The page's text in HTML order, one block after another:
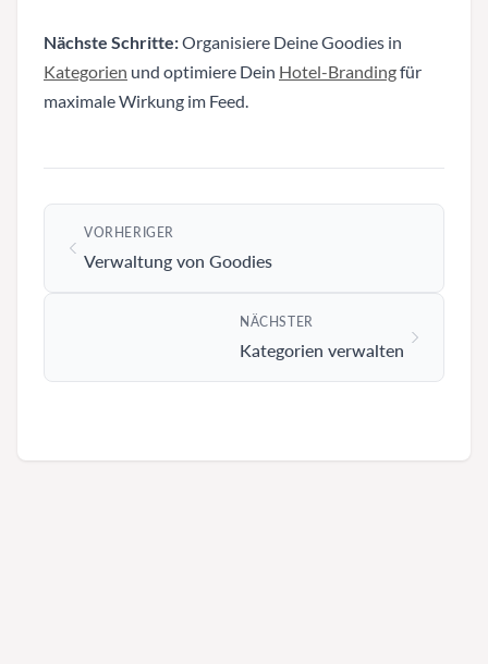
Nächste Schritte:Organisiere Deine Goodies in
Kategorien und optimiere Dein Hotel-Brandingfür
maximale Wirkung im Feed.
VORHERIGER
Verwaltung von Goodies
NÄCHSTER
Kategorien verwalten